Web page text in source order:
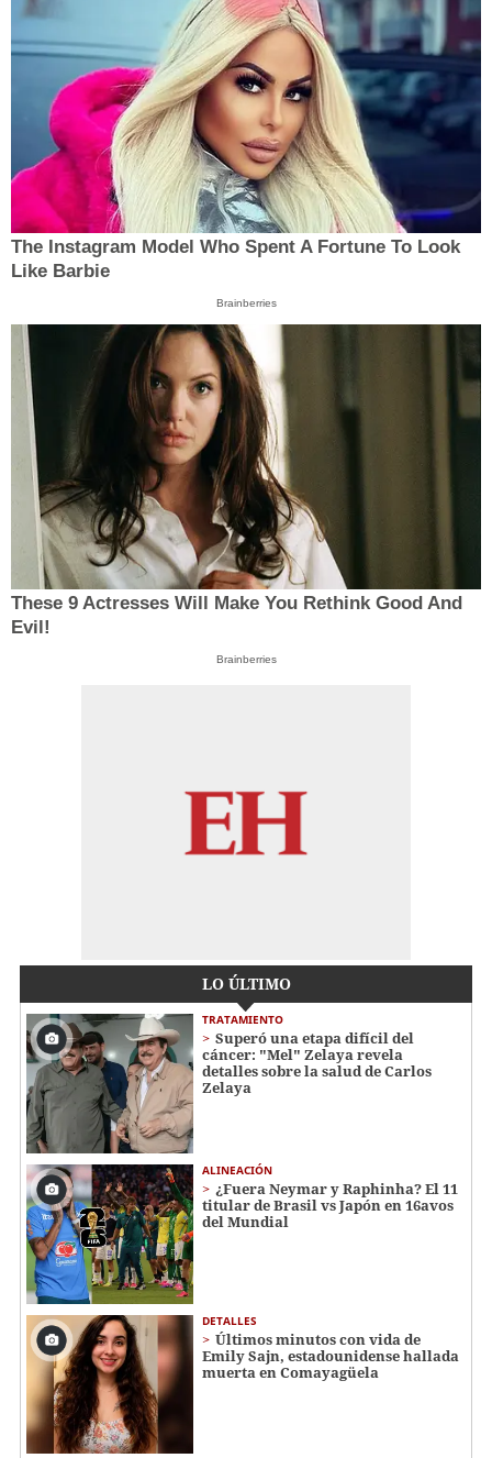
The Instagram Model Who Spent A Fortune To Look
Like Barbie
Brainberries
These 9 Actresses Will Make You Rethink Good And
Evil!
Brainberries
LO ÚLTIMO
TRATAMIENTO
Superó una etapa difícil del
cáncer: "Mel" Zelaya revela
detalles sobre la salud de Carlos
Zelaya
ALINEACIÓN
¿Fuera Neymar y Raphinha? El 11
titular de Brasil vs Japón en 16avos
del Mundial
DETALLES
Últimos minutos con vida de
Emily Sajn, estadounidense hallada
muerta en Comayagüela